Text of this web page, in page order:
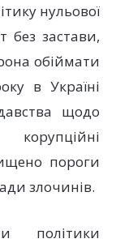
нульової
без застави,
обіймати
в Україні
щодо
пороги
злочинів.
політики